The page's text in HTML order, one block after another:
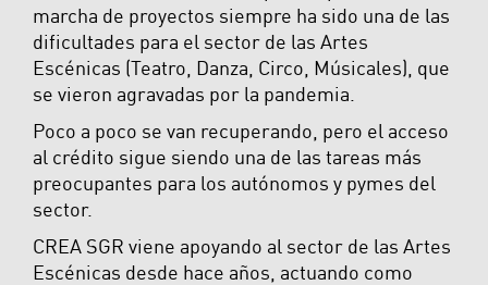
marcha de proyectos siempre ha sido una de las
dificultades para el sector de las Artes
Escénicas (Teatro, Danza, Circo, Músicales), que
se vieron agravadas por la pandemia.
Poco a poco se van recuperando, pero el acceso
al crédito sigue siendo una de las tareas más
preocupantes para los autónomos y pymes del
sector.
CREA SGR viene apoyando al sector de las Artes
Escénicas desde hace años, actuando como